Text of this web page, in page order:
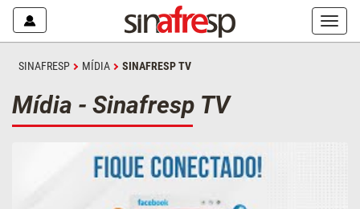
ou
SINAFRESP MÍDIA SINAFRESP TV
Mídia - Sinafresp TV